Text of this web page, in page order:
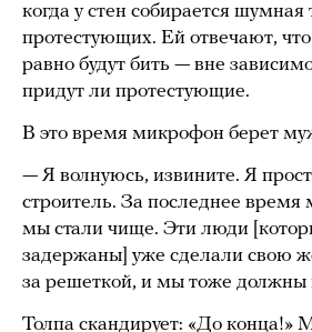
когда у стен собирается шумная
протестующих. Ей отвечают,
равно будут бить — вне
придут ли протестующие.
В это время микрофон берет
— Я волнуюсь, извините. Я
строитель. За последнее время
мы стали чище. Эти люди
задержаны] уже сделали свою
за решеткой, и мы тоже должны
Толпа скандирует: «До конца!»